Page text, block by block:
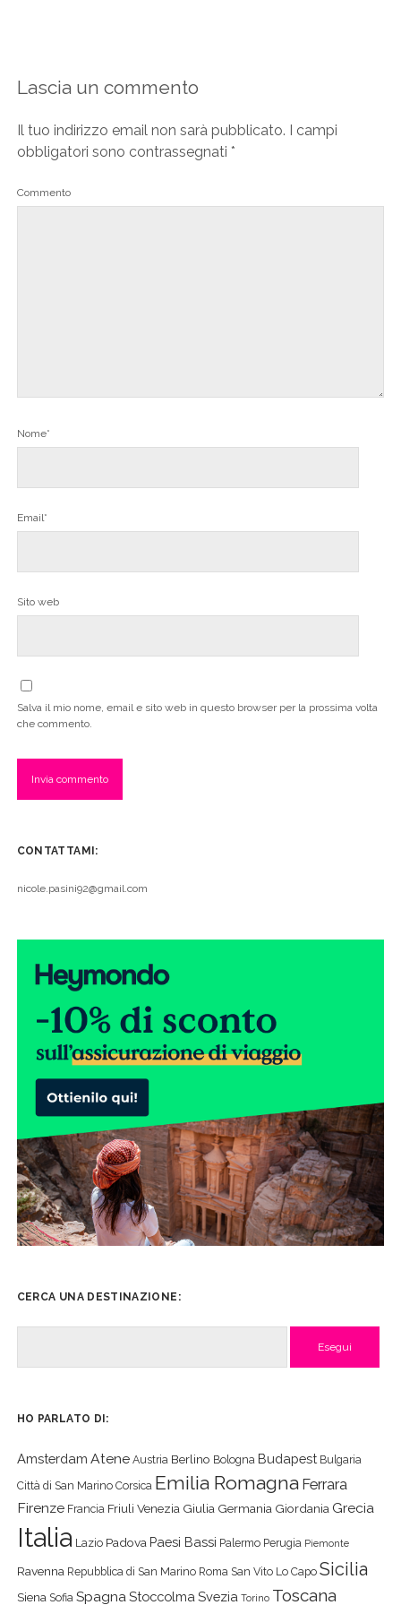
Lascia un commento
Il tuo indirizzo email non sarà pubblicato. I campi
obbligatori sono contrassegnati *
Commento
Nome*
Email*
Sito web
Salva il mio nome, email e sito web in questo browser per la prossima volta
che commento.
CONTATTAMI:
nicole.pasini92@gmail.com
CERCA UNA DESTINAZIONE:
HO PARLATO DI:
Amsterdam Atene Austria Berlino Bologna Budapest Bulgaria
Città di San Marino Corsica Emilia Romagna Ferrara
Firenze Francia Friuli Venezia Giulia Germania Giordania Grecia
Italia Lazio Padova Paesi Bassi Palermo Perugia Piemonte
Ravenna Repubblica di San Marino Roma San Vito Lo Capo Sicilia
Siena Sofia SpagnaStoccolma Svezia Torino Toscana